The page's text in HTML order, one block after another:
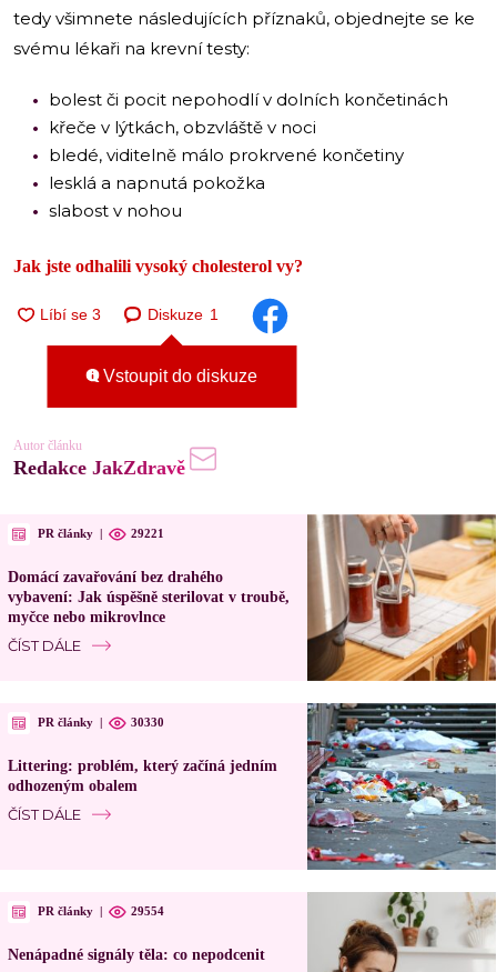
tedy všimnete následujících příznaků, objednejte se ke
svému lékaři na krevní testy:
bolest či pocit nepohodlí v dolních končetinách
křeče v lýtkách, obzvláště v noci
bledé, viditelně málo prokrvené končetiny
lesklá a napnutá pokožka
slabost v nohou
Jak jste odhalili vysoký cholesterol vy?
Diskuze 1
Vstoupit do diskuze
Autor článku
Redakce JakZdravě
PR články | 29221
Domácí zavařování bez drahého
vybavení: Jak úspěšně sterilovat v troubě,
myčce nebo mikrovlnce
ČÍST DÁLE
PR články | 30330
Littering: problém, který začíná jedním
odhozeným obalem
ČÍST DÁLE
PR články | 29554
Nenápadné signály těla: co nepodcenit